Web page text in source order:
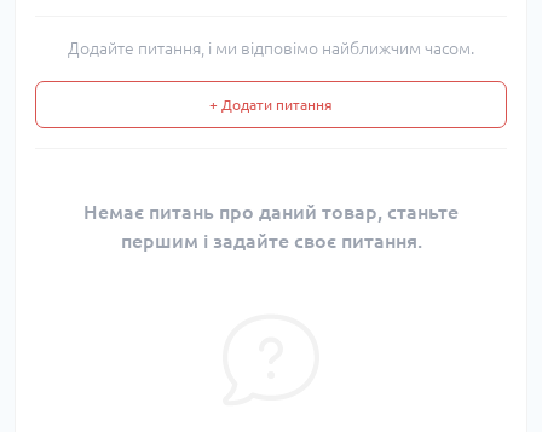
Додайте питання, і ми відповімо найближчим часом.
+ Додати питання
Немає питань про даний товар, станьте
першим і задайте своє питання.